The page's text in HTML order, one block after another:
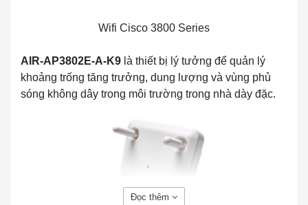
Wifi Cisco 3800 Series
AIR-AP3802E-A-K9 là thiết bị lý tưởng để quản lý
khoảng trống tăng trưởng, dung lượng và vùng phủ
sóng không dây trong môi trường trong nhà dày đặc.
Đọc thêm